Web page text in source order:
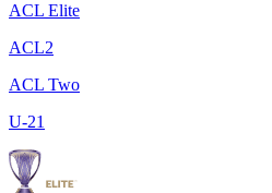
ACL Elite
ACL2
ACL Two
U-21